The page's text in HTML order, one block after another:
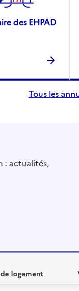
des EHPAD
Tous les
: actualités,
logement